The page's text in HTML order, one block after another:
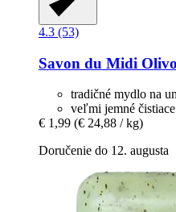
4.3 (53)
Savon du Midi
tradičné mydlo na
veľmi jemné
€ 1,99 (€ 24,88 / kg)
Doručenie do 12. augusta